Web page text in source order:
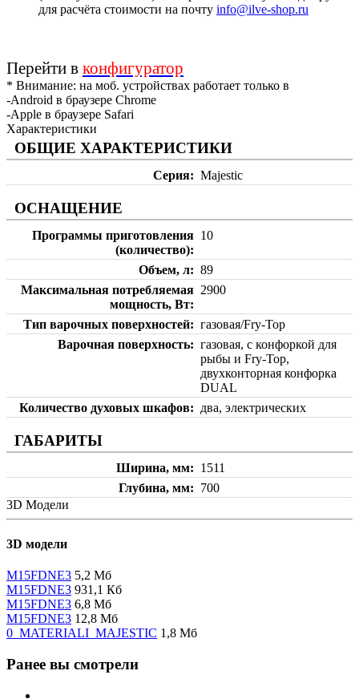
для расчёта стоимости на почту info@ilve-shop.ru
Перейти в конфигуратор
* Внимание: на моб. устройствах работает только в
-Android в браузере Chrome
-Apple в браузере Safari
Характеристики
ОБЩИЕ ХАРАКТЕРИСТИКИ
Серия Majestic
ОСНАЩЕНИЕ
Программы приготовления
(количество)
10
Объем, л
89
Максимальная потребляемая
мощность, Вт
2900
Тип варочных поверхностей
газовая/Fry-Top
Варочная поверхность
газовая, с конфоркой для
рыбы и Fry-Top,
двухконторная конфорка
DUAL
Количество духовых шкафов
два, электрических
ГАБАРИТЫ
Ширина, мм
1511
Глубина, мм
700
3D Модели
3D модели
M15FDNE3 5,2 Мб
M15FDNE3 931,1 Кб
M15FDNE3 6,8 Мб
M15FDNE3 12,8 Мб
0_MATERIALI_MAJESTIC 1,8 Мб
Ранее вы смотрели